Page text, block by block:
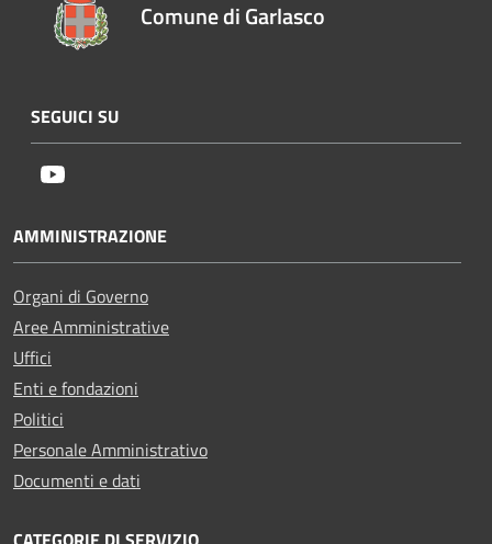
Comune di Garlasco
SEGUICI SU
AMMINISTRAZIONE
Organi di Governo
Aree Amministrative
Uffici
Enti e fondazioni
Politici
Personale Amministrativo
Documenti e dati